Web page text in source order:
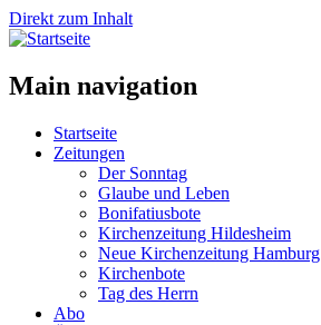
Direkt zum Inhalt
Main navigation
Startseite
Zeitungen
Der Sonntag
Glaube und Leben
Bonifatiusbote
Kirchenzeitung Hildesheim
Neue Kirchenzeitung Hamburg
Kirchenbote
Tag des Herrn
Abo